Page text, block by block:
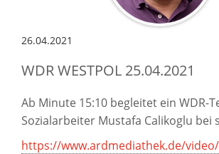
26.04.2021
WDR WESTPOL 25.04.2021
Ab Minute 15:10 begleitet ein WDR-
Sozialarbeiter Mustafa Calikoglu bei
https://www.ardmediathek.de/